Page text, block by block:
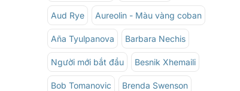
Aud Rye Aureolin - Màu vàng coban
Aña Tyulpanova Barbara Nechis
Người mới bắt đầu Besnik Xhemaili
Bob Tomanovic Brenda Swenson